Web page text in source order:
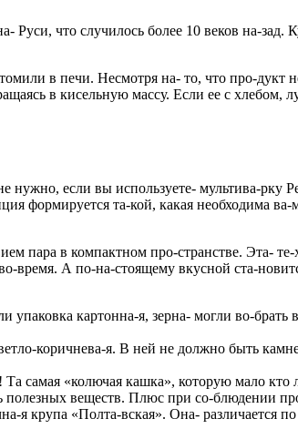
что случилось более 10 веков на-зад.
в печи. Несмотря на- то, что про-дукт
в кисельную массу. Если ее с хлебом,
нужно, если вы используете- мультива-рку
формируется та-кой, какая необходима
пара в компактном про-странстве. Эта-
время. А по-на-стоящему вкусной ста-
картонна-я, зерна- могли во-брать
коричнева-я. В ней не должно быть
самая «колючая кашка», которую мало кто
полезных веществ. Плюс при со-блюдении
я крупа «Полта-вская». Она- различается